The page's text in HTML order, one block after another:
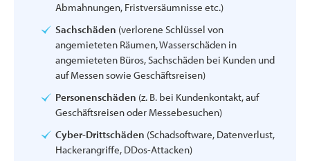
Abmahnungen, Fristversäumnisse etc.)
Sachschäden (verlorene Schlüssel von
angemieteten Räumen, Wasserschäden in
angemieteten Büros, Sachschäden bei Kunden und
auf Messen sowie Geschäftsreisen)
Personenschäden (z. B. bei Kundenkontakt, auf
Geschäftsreisen oder Messebesuchen)
Cyber-Drittschäden (Schadsoftware, Datenverlust,
Hackerangriffe, DDos-Attacken)